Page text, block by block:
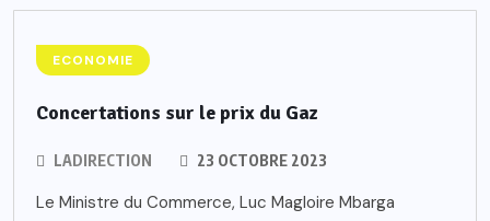
ECONOMIE
Concertations sur le prix du Gaz
LADIRECTION 23 OCTOBRE 2023
Le Ministre du Commerce, Luc Magloire Mbarga